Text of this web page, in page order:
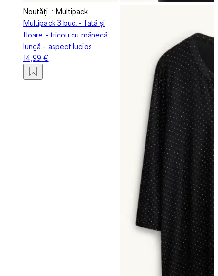
Noutăți
Multipack
Multipack 3 buc. - fată și
floare - tricou cu mânecă
lungă - aspect lucios
14,99 €